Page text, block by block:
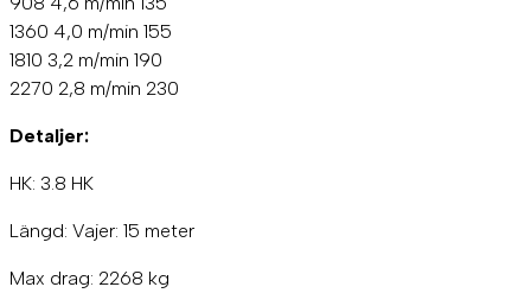
)
2
2
6
k
m
d
i
1360 4,0 m/min 155
1810 3,2 m/min 190
2270 2,8 m/min 230
Detaljer:
HK: 3.8 HK
Längd: Vajer: 15 meter
Max drag: 2268 kg